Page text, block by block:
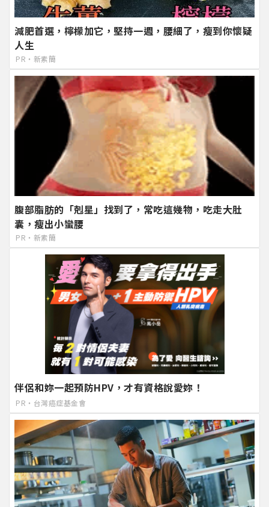
減肥首選，檸檬加它，堅持一週，腰細了，瘦到你懷疑
人生
PR・新素簡
腹部脂肪的「剋星」找到了，常吃這幾物，吃走大肚
囊，瘦出小蠻腰
PR・新素簡
伴侶和妳一起預防HPV，才有資格說愛妳！
PR・台灣癌症基金會